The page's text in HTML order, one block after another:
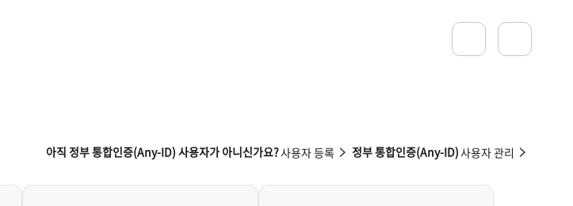
아직 정부 통합인증(Any-ID) 사용자가 아니신가요?사용자 등록 정부 통합인증(Any-ID)사용자 관리